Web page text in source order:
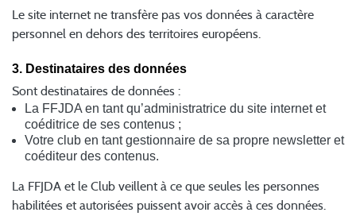
Le site internet ne transfère pas vos données à caractère
personnel en dehors des territoires européens.
3. Destinataires des données
Sont destinataires de données :
La FFJDA en tant qu’administratrice du site internet et
coéditrice de ses contenus ;
Votre club en tant gestionnaire de sa propre newsletter et
coéditeur des contenus.
La FFJDA et le Club veillent à ce que seules les personnes
habilitées et autorisées puissent avoir accès à ces données.